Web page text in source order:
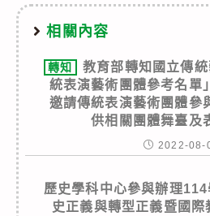
相關內容
轉知
教育部轉知國立傳
統表演藝術團體參考名單
邀請傳統表演藝術團體參
供相關團體舞臺及
2022-08-
歷史學科中心參與辦理
史正義與轉型正義暨國